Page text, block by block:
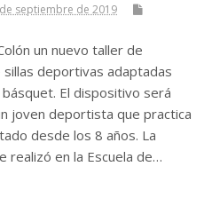
septiembre de 2019
un nuevo taller de
sillas deportivas adaptadas
El dispositivo será
joven deportista que practica
desde los 8 años. La
realizó en la Escuela de…